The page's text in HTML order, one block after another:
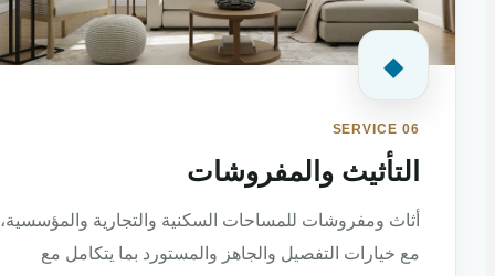
◆
SERVICE 06
التأثيث والمفروشات
أثاث ومفروشات للمساحات السكنية والتجارية والمؤسسية،
مع خيارات التفصيل والجاهز والمستورد بما يتكامل مع